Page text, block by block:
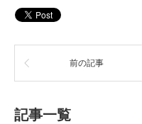
前の記事
記事一覧